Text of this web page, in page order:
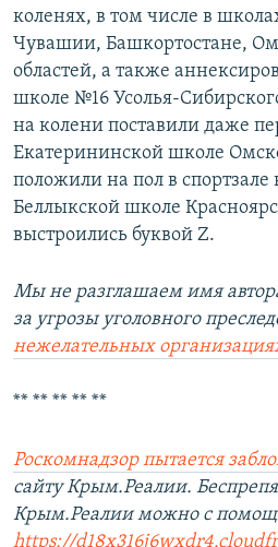
коленях, в том числе в
Чувашии, Башкортостане,
областей, а также
школе №16 Усолья-
на колени поставили даже
Екатерининской школе
положили на пол в спортзале
Беллыкской школе
выстроились буквой Z.
Мы не разглашаем имя
за угрозы уголовного
нежелательных
** ** ** ** **
Роскомнадзор пытается
сайту Крым.Реалии.
Крым.Реалии можно с
https://